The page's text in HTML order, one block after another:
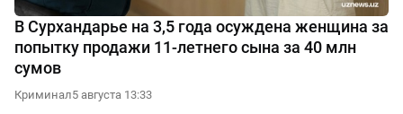
В Сурхандарье на 3,5 года осуждена женщина за
попытку продажи 11-летнего сына за 40 млн
сумов
Криминал5 августа 13:33